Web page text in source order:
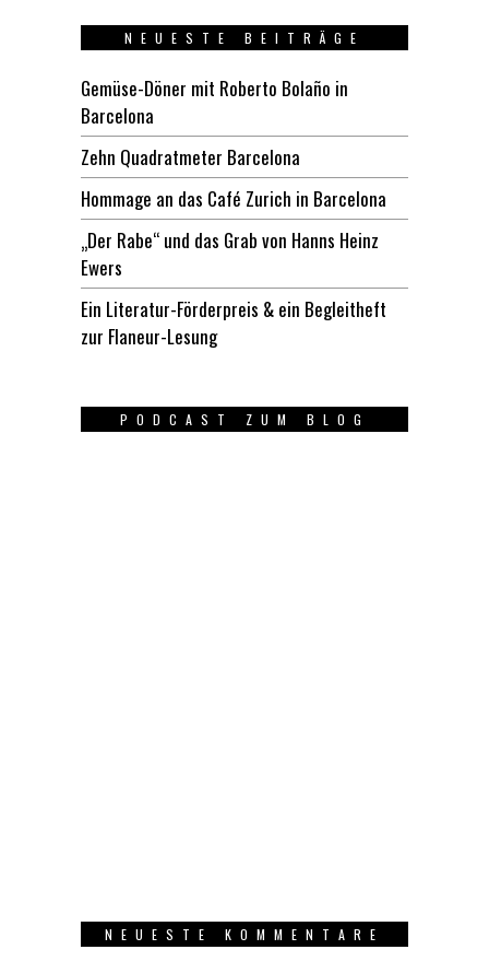
NEUESTE BEITRÄGE
Gemüse-Döner mit Roberto Bolaño in
Barcelona
Zehn Quadratmeter Barcelona
Hommage an das Café Zurich in Barcelona
„Der Rabe“ und das Grab von Hanns Heinz
Ewers
Ein Literatur-Förderpreis & ein Begleitheft
zur Flaneur-Lesung
PODCAST ZUM BLOG
NEUESTE KOMMENTARE